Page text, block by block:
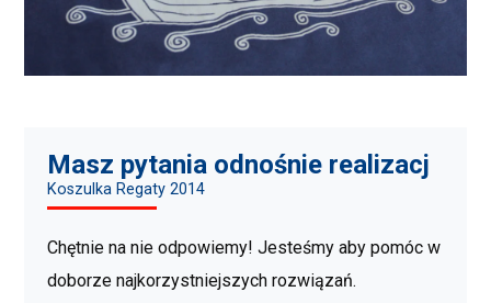
Masz pytania odnośnie realizacj
Koszulka Regaty 2014
Chętnie na nie odpowiemy! Jesteśmy aby pomóc w
doborze najkorzystniejszych rozwiązań.